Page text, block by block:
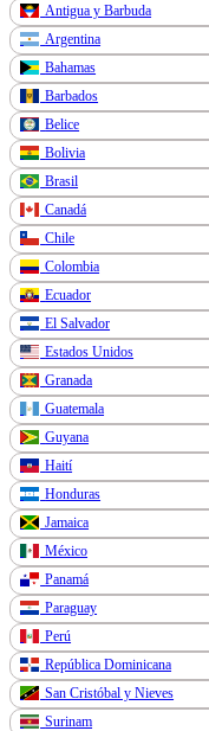
Antigua y Barbuda
Argentina
Bahamas
Barbados
Belice
Bolivia
Brasil
Canadá
Chile
Colombia
Ecuador
El Salvador
Estados Unidos
Granada
Guatemala
Guyana
Haití
Honduras
Jamaica
México
Panamá
Paraguay
Perú
República Dominicana
San Cristóbal y Nieves
Surinam